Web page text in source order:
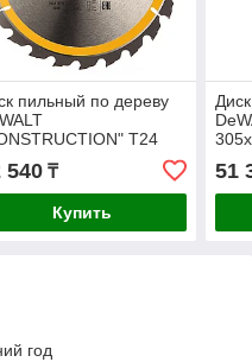
пильный по дереву
T24
DT1956-QZ
540₸
Купить
51
год